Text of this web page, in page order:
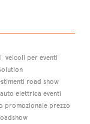
veicoli per eventi
road show
auto elettrica eventi
promozionale prezzo